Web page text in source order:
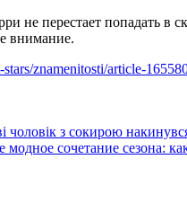
не перестает попадать в
внимание.
stars/znamenitosti/article-
з сокирою накинувся
сочетание сезона: